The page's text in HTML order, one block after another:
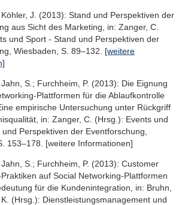
J. (2013): Stand und Perspektiven der
aus Sicht des Marketing, in: Zanger, C.
und Sport - Stand und Perspektiven der
Wiesbaden, S. 89–132. [weitere
S.; Furchheim, P. (2013): Die Eignung
Plattformen für die Ablaufkontrolle
empirische Untersuchung unter Rückgriff
in: Zanger, C. (Hrsg.): Events und
Perspektiven der Eventforschung,
153–178. [weitere Informationen]
S.; Furchheim, P. (2013): Customer
auf Social Networking-Plattformen
für die Kundenintegration, in: Bruhn,
(Hrsg.): Dienstleistungsmanagement und